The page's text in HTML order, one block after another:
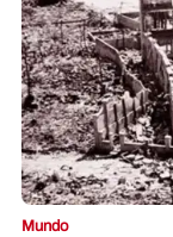
Mundo